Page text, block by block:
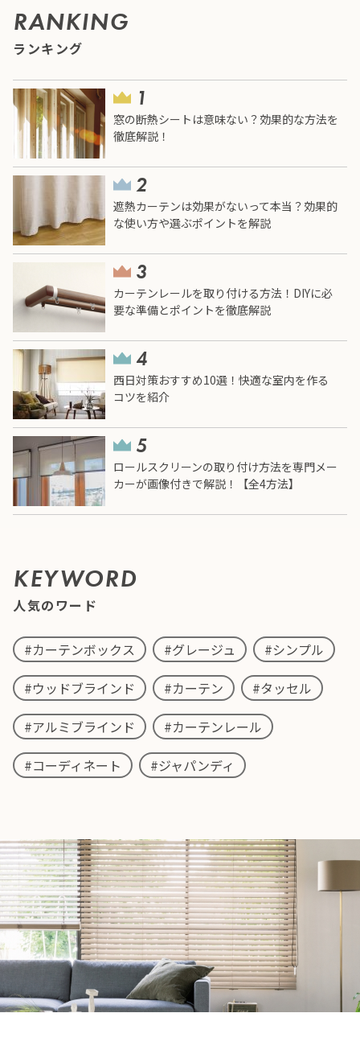
RANKING
ランキング
窓の断熱シートは意味ない？効果的な方法を
徹底解説！
遮熱カーテンは効果がないって本当？効果的
な使い方や選ぶポイントを解説
カーテンレールを取り付ける方法！DIYに必
要な準備とポイントを徹底解説
西日対策おすすめ10選！快適な室内を作る
コツを紹介
ロールスクリーンの取り付け方法を専門メー
カーが画像付きで解説！【全4方法】
KEYWORD
人気のワード
#カーテンボックス #グレージュ
#シンプル
#ウッドブラインド
#カーテン
#タッセル
#アルミブラインド
#カーテンレール
#コーディネート
#ジャパンディ